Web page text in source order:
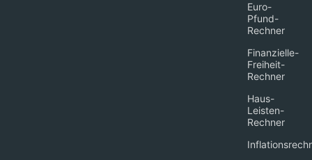
Euro-
Pfund-
Rechner
Finanzielle-
Freiheit-
Rechner
Haus-
Leisten-
Rechner